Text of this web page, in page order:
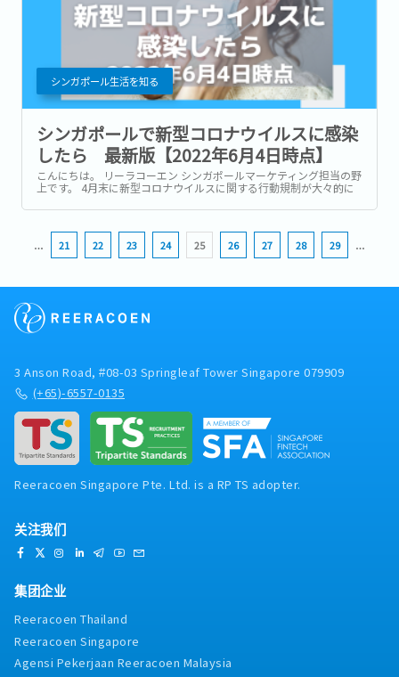
シンガポール生活を知る
シンガポールで新型コロナウイルスに感染
したら 最新版【2022年6月4日時点】
こんにちは。 リーラコーエン シンガポールマーケティング担当の野
上です。 4月末に新型コロナウイルスに関する行動規制が大々的に
… 21 22 23 24 25 26 27 28 29 …
3 Anson Road, #08-03 Springleaf Tower Singapore 079909
(+65)-6557-0135
Reeracoen Singapore Pte. Ltd. is a RP TS adopter.
关注我们
集团企业
Reeracoen Thailand
Reeracoen Singapore
Agensi Pekerjaan Reeracoen Malaysia